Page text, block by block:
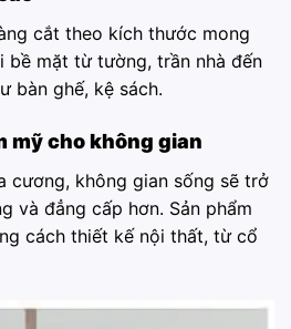
cắt theo kích thước mong
bề mặt từ tường, trần nhà đến
bàn ghế, kệ sách.
mỹ cho không gian
cương, không gian sống sẽ trở
và đẳng cấp hơn. Sản phẩm
cách thiết kế nội thất, từ cổ